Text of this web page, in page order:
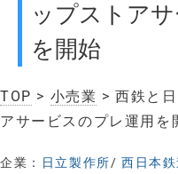
ップストア
を開始
TOP > 小売業 > 西鉄と
アサービスのプレ運用を
企業： 日立製作所/西日本